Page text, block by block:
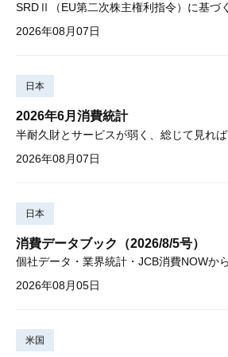
2026年08月07日
日本
2026年6月消費統計
2026年08月07日
日本
消費データブック（2026/8/5号）
2026年08月05日
米国